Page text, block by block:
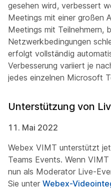
gesehen wird, verbessert
Meetings mit einer großen
Meetings mit Teilnehmern,
Netzwerkbedingungen
erfolgt vollständig
Verbesserung variiert je
jedes einzelnen Microsoft
Unterstützung von
11. Mai 2022
Webex VIMT unterstützt
Teams Events. Wenn
nun als Moderator Live-
Sie unter Webex-